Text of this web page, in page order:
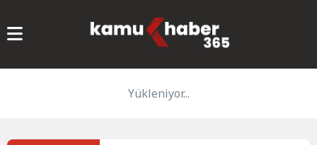
Yükleniyor...